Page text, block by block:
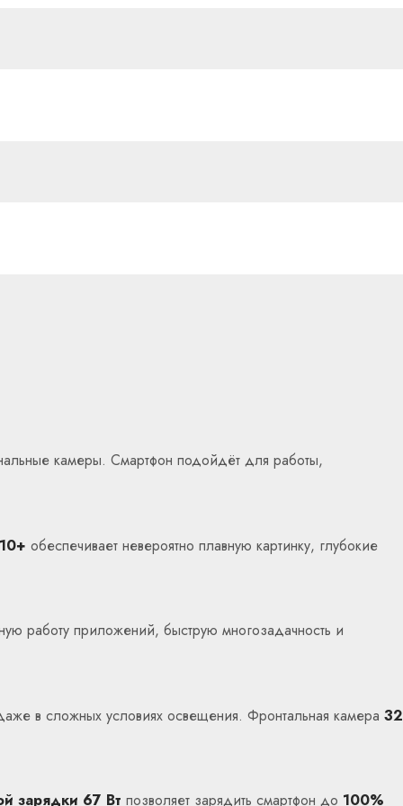
камеры. Смартфон подойдёт для работы,
обеспечивает невероятно плавную картинку, глубокие
работу приложений, быструю многозадачность и
в сложных условиях освещения. Фронтальная камера 32
зарядки 67 Вт позволяет зарядить смартфон до 100%